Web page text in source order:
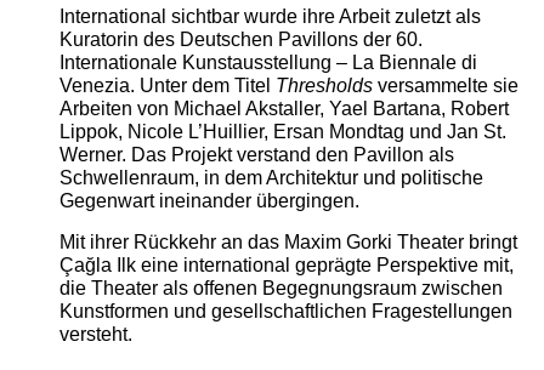
International sichtbar wurde ihre Arbeit zuletzt als
Kuratorin des Deutschen Pavillons der 60.
Internationale Kunstausstellung – La Biennale di
Venezia. Unter dem Titel Thresholdsversammelte sie
Arbeiten von Michael Akstaller, Yael Bartana, Robert
Lippok, Nicole L’Huillier, Ersan Mondtag und Jan St.
Werner. Das Projekt verstand den Pavillon als
Schwellenraum, in dem Architektur und politische
Gegenwart ineinander übergingen.
Mit ihrer Rückkehr an das Maxim Gorki Theater bringt
Çağla Ilk eine international geprägte Perspektive mit,
die Theater als offenen Begegnungsraum zwischen
Kunstformen und gesellschaftlichen Fragestellungen
versteht.